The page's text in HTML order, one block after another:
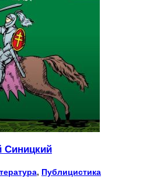
Синицкий
, Публицистика